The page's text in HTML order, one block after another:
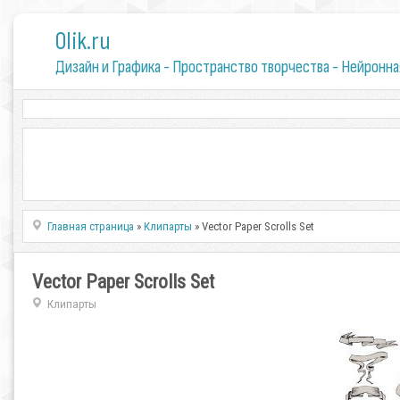
0lik.ru
Дизайн и Графика - Пространство творчества -
Главная страница »Клипарты » Vector Paper Scrolls Set
Vector Paper Scrolls Set
Клипарты